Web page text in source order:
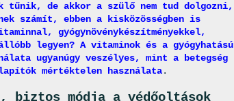
tűnik, de akkor a szülő nem tud dolgozni,
számít, ebben a kisközösségben is
gyógynövénykészítményekkel,
legyen? A vitaminok és a gyógyhatású
ugyanúgy veszélyes, mint a betegség
mértéktelen használata.
biztos módja a védőoltások